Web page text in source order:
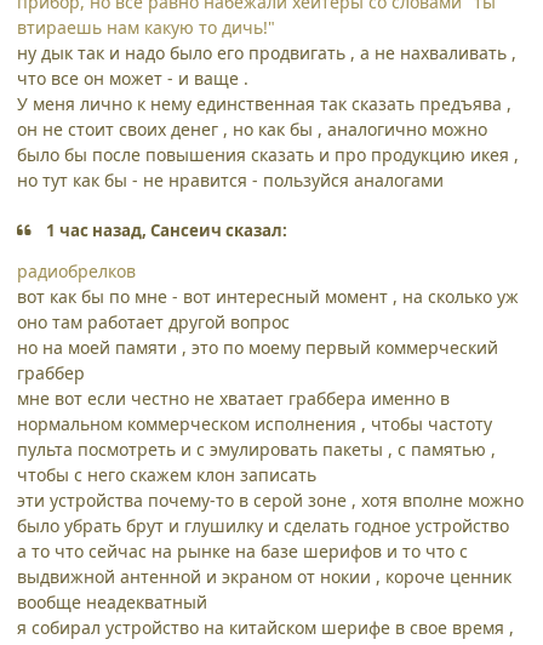
втираешь нам какую то дичь!"
ну дык так и надо было его продвигать , а не нахваливать ,
что все он может - и ваще .
У меня лично к нему единственная так сказать предъява ,
он не стоит своих денег , но как бы , аналогично можно
было бы после повышения сказать и про продукцию икея ,
но тут как бы - не нравится - пользуйся аналогами
1 час назад, Сансеич сказал:
радиобрелков
вот как бы по мне - вот интересный момент , на сколько уж
оно там работает другой вопрос
но на моей памяти , это по моему первый коммерческий
граббер
мне вот если честно не хватает граббера именно в
нормальном коммерческом исполнения , чтобы частоту
пульта посмотреть и с эмулировать пакеты , с памятью ,
чтобы с него скажем клон записать
эти устройства почему-то в серой зоне , хотя вполне можно
было убрать брут и глушилку и сделать годное устройство
а то что сейчас на рынке на базе шерифов и то что с
выдвижной антенной и экраном от нокии , короче ценник
вообще неадекватный
я собирал устройство на китайском шерифе в свое время ,